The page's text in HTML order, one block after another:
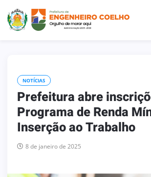
NOTÍCIAS
Prefeitura abre
Programa de Renda
Inserção ao Trabalho
8 de janeiro de 2025